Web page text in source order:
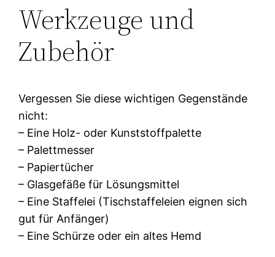
Werkzeuge und
Zubehör
Vergessen Sie diese wichtigen Gegenstände
nicht:
– Eine Holz- oder Kunststoffpalette
– Palettmesser
– Papiertücher
– Glasgefäße für Lösungsmittel
– Eine Staffelei (Tischstaffeleien eignen sich
gut für Anfänger)
– Eine Schürze oder ein altes Hemd